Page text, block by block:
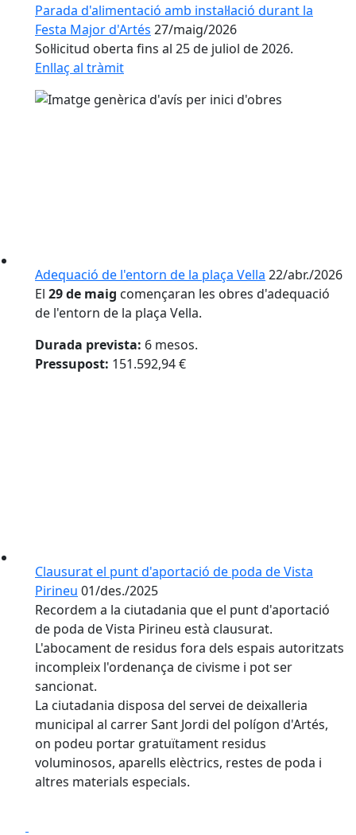
Parada d'alimentació amb instal·lació durant la
Festa Major d'Artés 27/maig/2026
Sol·licitud oberta fins al 25 de juliol de 2026.
Enllaç al tràmit
Adequació de l'entorn de la plaça Vella 22/abr./2026
El 29 de maig començaran les obres d'adequació
de l'entorn de la plaça Vella.
Durada prevista: 6 mesos.
Pressupost: 151.592,94 €
Clausurat el punt d'aportació de poda de Vista
Pirineu 01/des./2025
Recordem a la ciutadania que el punt d'aportació
de poda de Vista Pirineu està clausurat.
L'abocament de residus fora dels espais autoritzats
incompleix l'ordenança de civisme i pot ser
sancionat.
La ciutadania disposa del servei de deixalleria
municipal al carrer Sant Jordi del polígon d'Artés,
on podeu portar gratuïtament residus
voluminosos, aparells elèctrics, restes de poda i
altres materials especials.